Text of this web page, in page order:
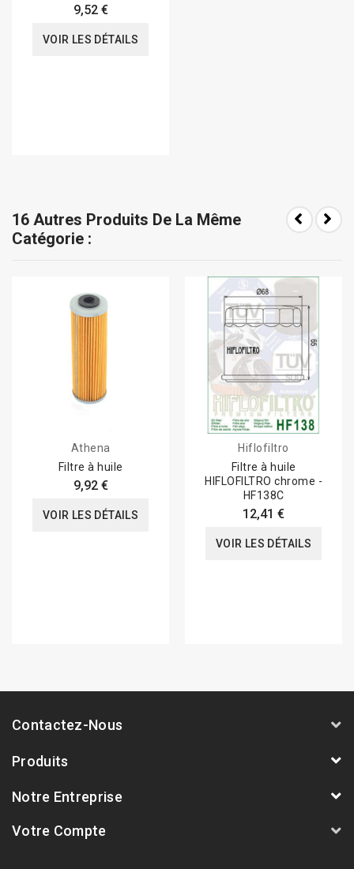
9,52 €
VOIR LES DÉTAILS
16 Autres Produits De La Même
Catégorie :
Athena
Filtre à huile
9,92 €
VOIR LES DÉTAILS
Hiflofiltro
Filtre à huile
HIFLOFILTRO chrome -
HF138C
12,41 €
VOIR LES DÉTAILS
Contactez-Nous
Produits
Notre Entreprise
Votre Compte